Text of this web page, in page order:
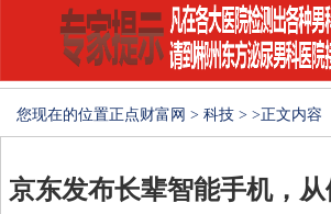
您现在的位置正点财富网 > 科技 > >正文内容
京东发布长辈智能手机，